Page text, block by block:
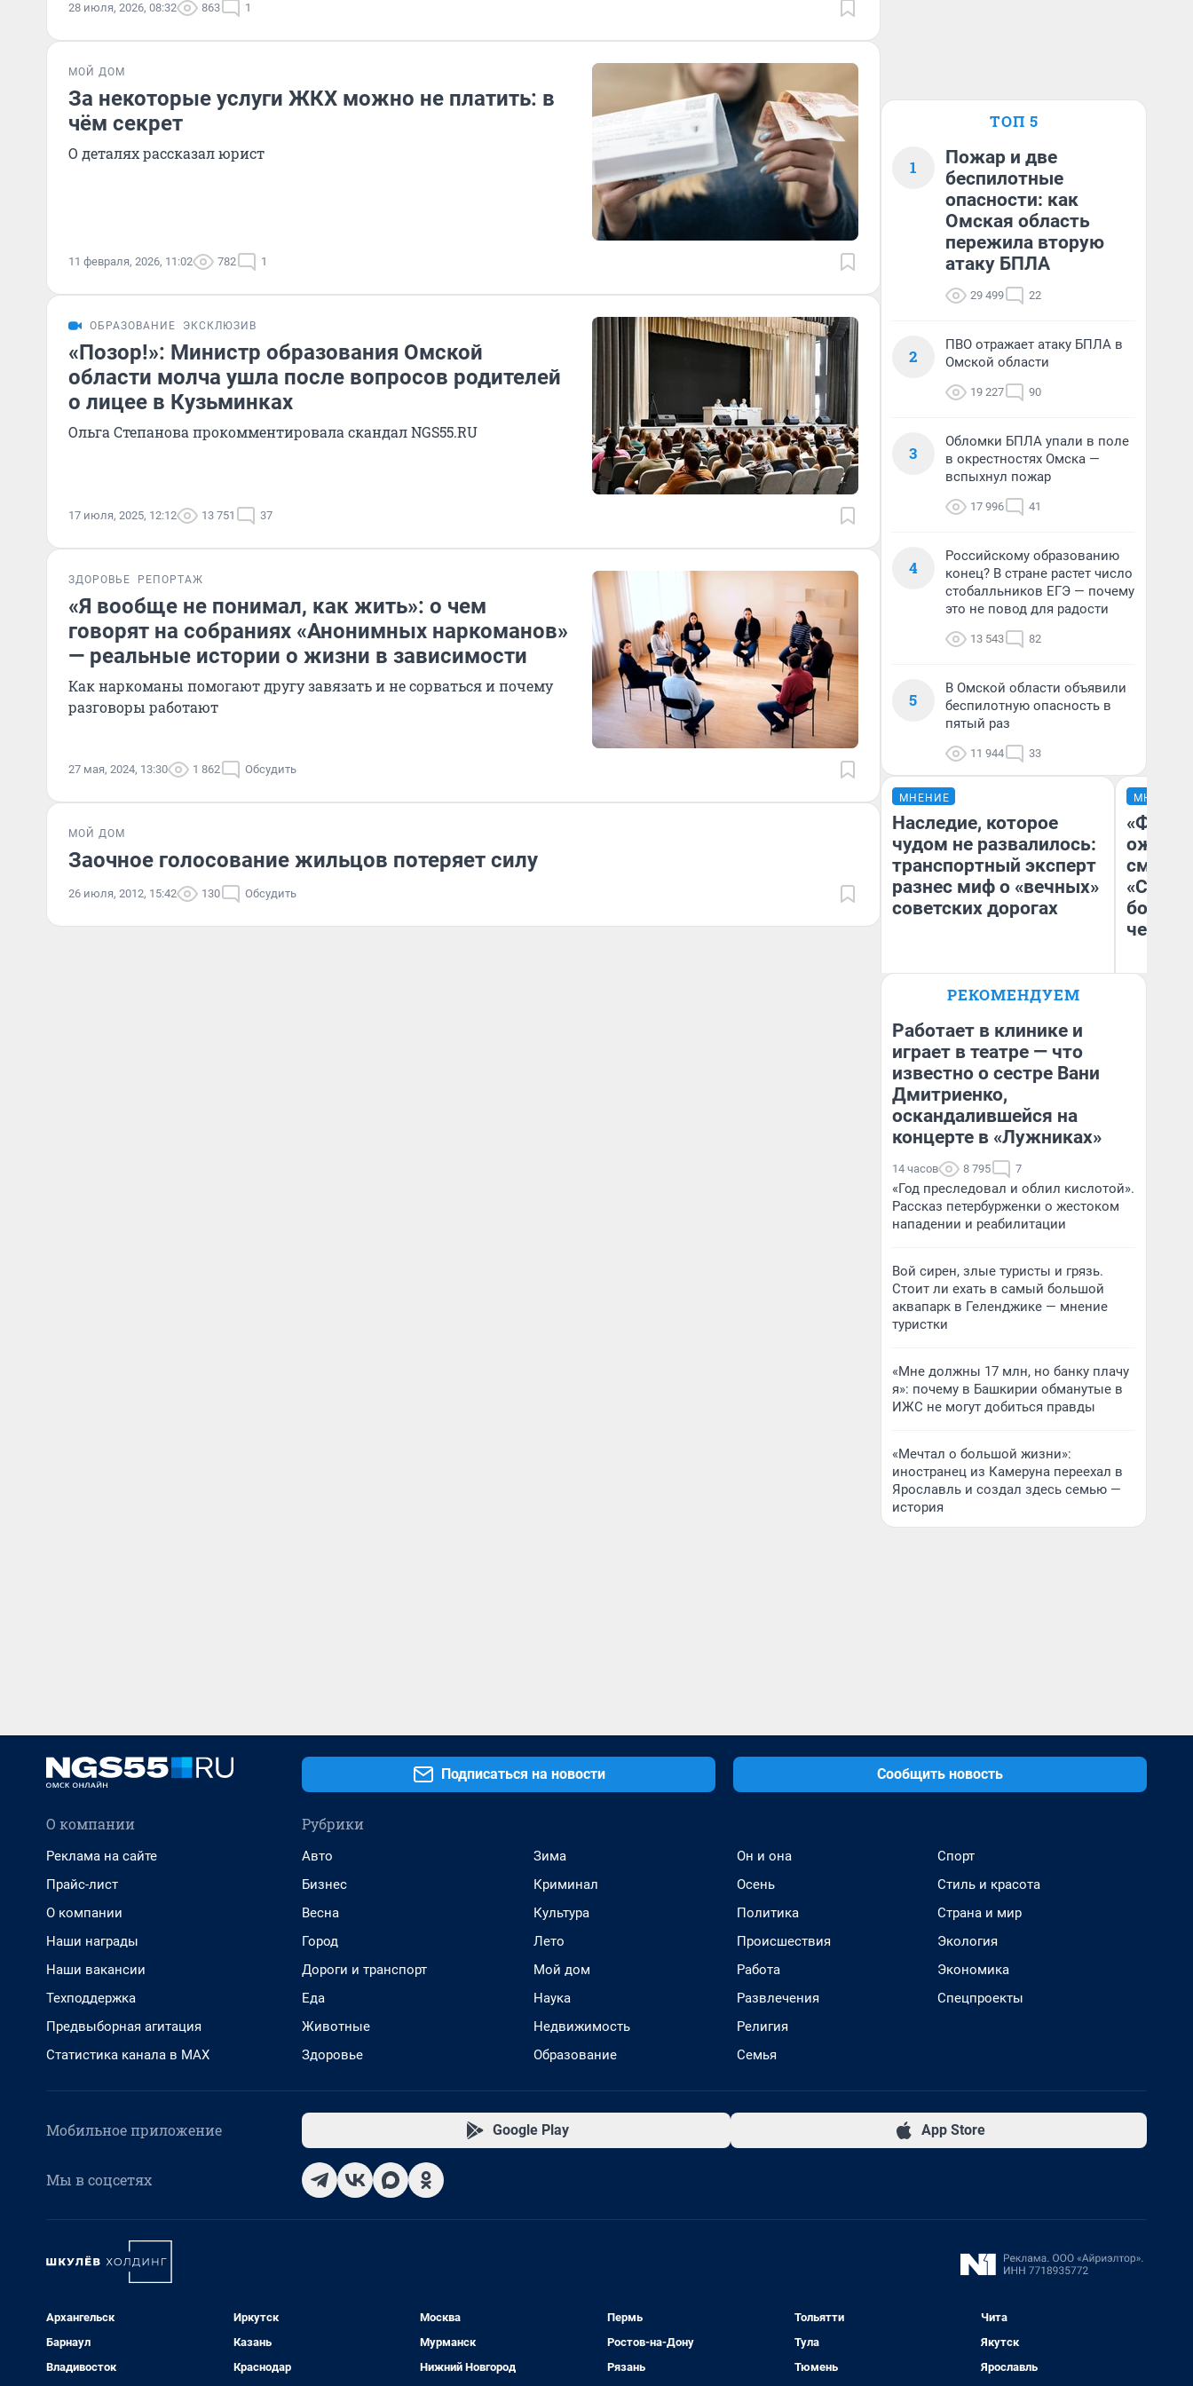
28 июля, 2026, 08:32 863 1
МОЙ ДОМ
За некоторые услуги ЖКХ можно не платить: в
чём секрет
О деталях рассказал юрист
11 февраля, 2026, 11:02 782 1
ОБРАЗОВАНИЕ ЭКСКЛЮЗИВ
«Позор!»: Министр образования Омской
области молча ушла после вопросов родителей
о лицее в Кузьминках
Ольга Степанова прокомментировала скандал NGS55.RU
17 июля, 2025, 12:12 13 751 37
ЗДОРОВЬЕ РЕПОРТАЖ
«Я вообще не понимал, как жить»: о чем
говорят на собраниях «Анонимных наркоманов»
— реальные истории о жизни в зависимости
Как наркоманы помогают другу завязать и не сорваться и почему
разговоры работают
27 мая, 2024, 13:30 1 862 Обсудить
МОЙ ДОМ
Заочное голосование жильцов потеряет силу
26 июля, 2012, 15:42 130 Обсудить
ТОП 5
1
Пожар и две
беспилотные
опасности: как
Омская область
пережила вторую
атаку БПЛА
29 499 22
2
ПВО отражает атаку БПЛА в
Омской области
19 227 90
3
Обломки БПЛА упали в поле
в окрестностях Омска —
вспыхнул пожар
17 996 41
4
Российскому образованию
конец? В стране растет число
стобалльников ЕГЭ — почему
это не повод для радости
13 543 82
5
В Омской области объявили
беспилотную опасность в
пятый раз
11 944 33
МНЕНИЕ
Наследие, которое
чудом не развалилось:
транспортный эксперт
разнес миф о «вечных»
советских дорогах
Блогер, предприниматель,
бизнесе
МНЕНИЕ
РЕКОМЕНДУЕМ
Работает в клинике и
играет в театре — что
известно о сестре Вани
Дмитриенко,
оскандалившейся на
концерте в «Лужниках»
14 часов 8 795 7
«Год преследовал и облил кислотой».
Рассказ петербурженки о жестоком
нападении и реабилитации
Вой сирен, злые туристы и грязь.
Стоит ли ехать в самый большой
аквапарк в Геленджике — мнение
туристки
«Мне должны 17 млн, но банку плачу
я»: почему в Башкирии обманутые в
ИЖС не могут добиться правды
«Мечтал о большой жизни»:
иностранец из Камеруна переехал в
Ярославль и создал здесь семью —
история
Подписаться на новости Сообщить новость
О компании
Реклама на сайте
Прайс-лист
О компании
Наши награды
Наши вакансии
Техподдержка
Предвыборная агитация
Статистика канала в MAX
Рубрики
Авто
Бизнес
Весна
Город
Дороги и транспорт
Еда
Животные
Здоровье
Зима
Криминал
Культура
Лето
Мой дом
Наука
Недвижимость
Образование
Он и она
Осень
Политика
Происшествия
Работа
Развлечения
Религия
Семья
Спорт
Стиль и красота
Страна и мир
Экология
Экономика
Спецпроекты
Мобильное приложение Google Play App Store
Мы в соцсетях
Архангельск
Барнаул
Владивосток
Иркутск
Казань
Краснодар
Москва
Мурманск
Нижний Новгород
Пермь
Ростов-на-Дону
Рязань
Тольятти
Тула
Тюмень
Чита
Якутск
Ярославль